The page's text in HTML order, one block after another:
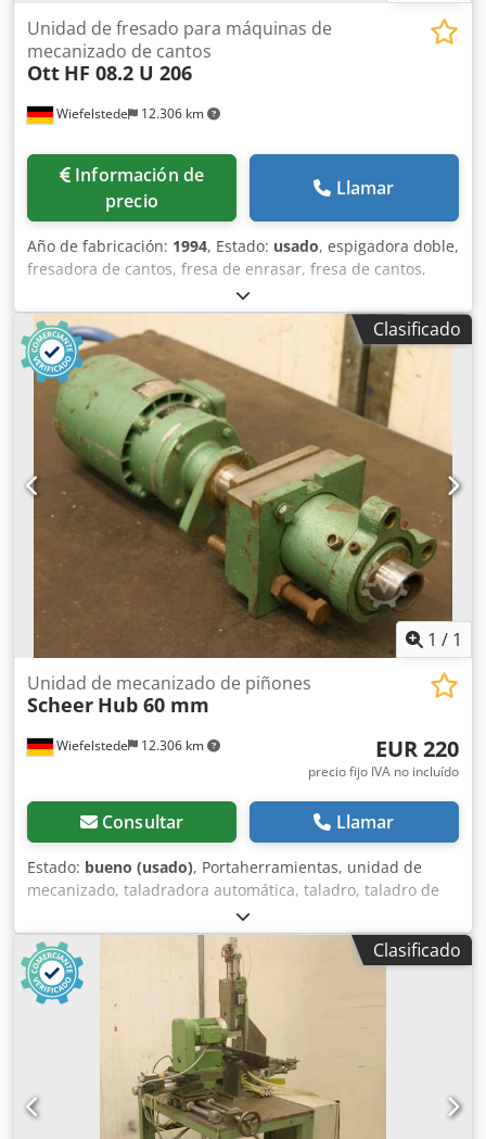
Wiefelstede 12.306 km
Unidad de fresado para máquinas de
mecanizado de cantos
Ott HF 08.2 U 206
Información de
precio
Llamar
Año de fabricación: 1994, Estado: usado, espigadora doble,
fresadora de cantos, fresa de enrasar, fresa de cantos,
motor de husillo, motor de fresado -Fabricante: Paul OTT,
Unidad de fresado de la encoladora de cantos U 206 -
Motores de fresado: Tipo HF 08.2 -Potencia: 0,6 kW / 200 Hz
-Velocidad: 1200 rpm -Rangos de ajuste: ver fotos -
Número: 2 unidades de fresado disponibles -Precio: por
pieza -Dimensiones: 530/490/H600 mm Dodpfxou Rv Rxj
Adhsck -Peso: 67 kg/unidad
Clasificado
1 / 1
Wiefelstede 12.306 km
Unidad de mecanizado de piñones
Scheer Hub 60 mm
EUR 220
precio fijo IVA no incluído
Consultar Llamar
Estado: bueno (usado), Portaherramientas, unidad de
mecanizado, taladradora automática, taladro, taladro de
pie, taladradora multihusillo, taladradora en línea,
taladradora para ensambles. Djdpfxeb A Iiae Adhsck -
Avance máximo: 60 mm -Potencia del motor: 1,1 kW -Cono:
10 x 17 mm -Cantidad: 1 unidad de portaherramientas -
Precio: por unidad -Peso: 25 kg/unidad
Clasificado